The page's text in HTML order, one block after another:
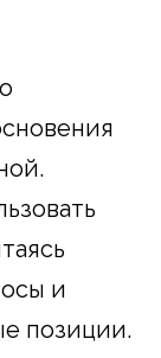
и
позиции.